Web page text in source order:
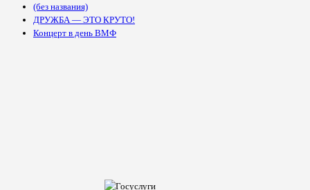
(без названия)
ДРУЖБА — ЭТО КРУТО!
Концерт в день ВМФ